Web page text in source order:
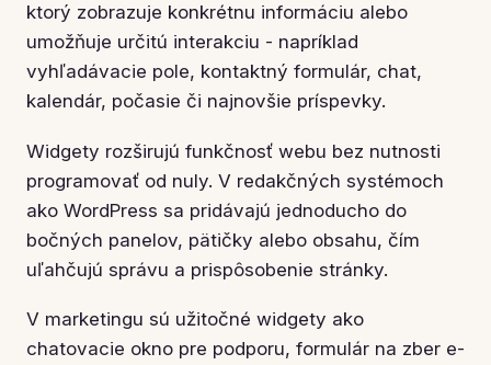
ktorý zobrazuje konkrétnu informáciu alebo
umožňuje určitú interakciu - napríklad
vyhľadávacie pole, kontaktný formulár, chat,
kalendár, počasie či najnovšie príspevky.
Widgety rozširujú funkčnosť webu bez nutnosti
programovať od nuly. V redakčných systémoch
ako WordPress sa pridávajú jednoducho do
bočných panelov, pätičky alebo obsahu, čím
uľahčujú správu a prispôsobenie stránky.
V marketingu sú užitočné widgety ako
chatovacie okno pre podporu, formulár na zber e-